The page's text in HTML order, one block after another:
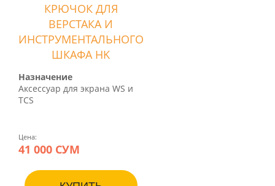
КРЮЧОК ДЛЯ
ВЕРСТАКА И
ИНСТРУМЕНТАЛЬНОГО
ШКАФА HK
Назначение
Аксессуар для экрана WS и
TCS
Цена:
41 000 СУМ